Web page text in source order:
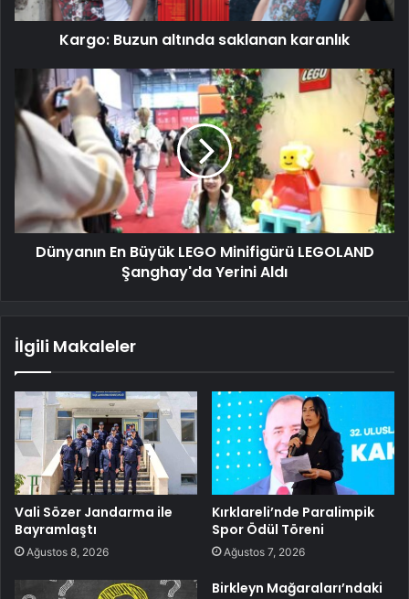
Kargo: Buzun altında saklanan karanlık
Dünyanın En Büyük LEGO Minifigürü LEGOLAND
Şanghay'da Yerini Aldı
İlgili Makaleler
Vali Sözer Jandarma ile
Bayramlaştı
Ağustos 8, 2026
Kırklareli’nde Paralimpik
Spor Ödül Töreni
Ağustos 7, 2026
Birkleyn Mağaraları’ndaki